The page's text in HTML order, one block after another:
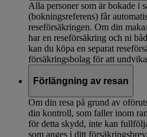
Alla personer som är bokade i
(bokningsreferens) får
reseförsäkringen. Om din
har en reseförsäkring och ni
kan du köpa en separat
försäkringsbolag för att
Förlängning av resan
Om din resa på grund av
din kontroll, som faller inom
för detta skydd, inte kan
som anges i ditt